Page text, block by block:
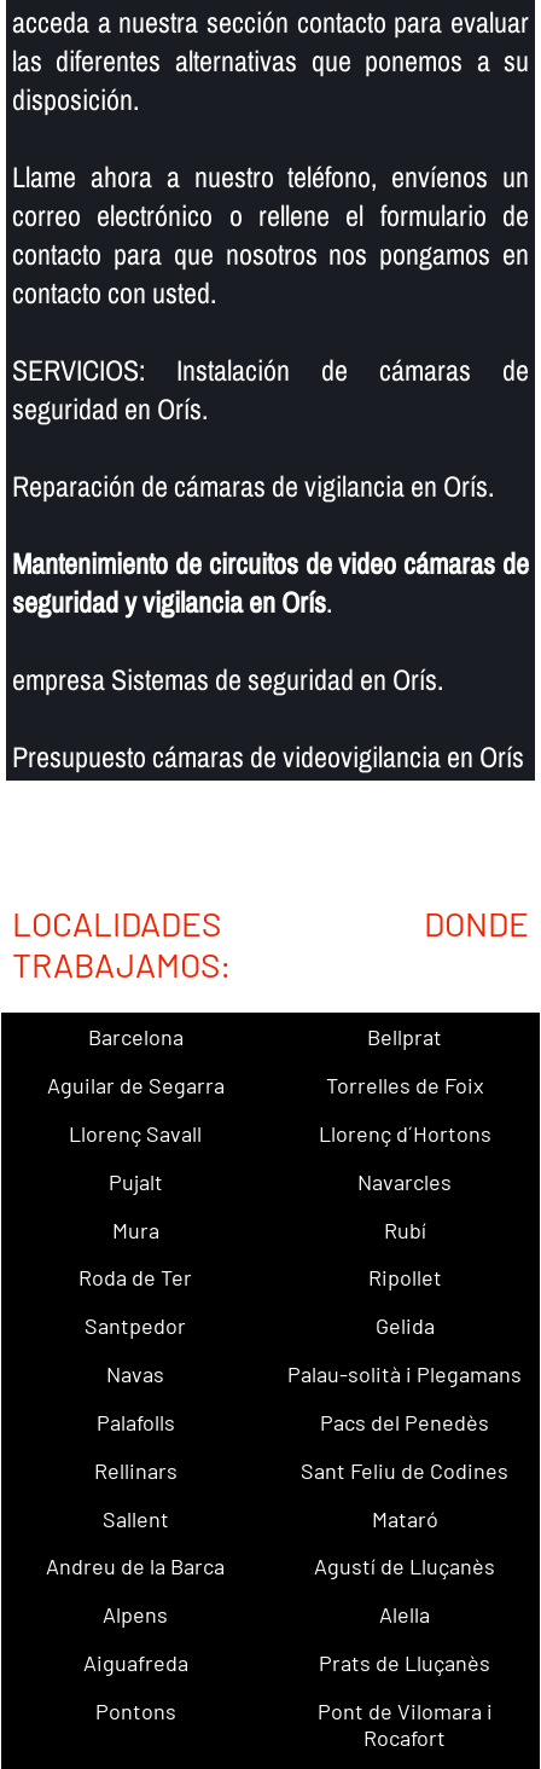
acceda a nuestra sección contacto para evaluar
las diferentes alternativas que ponemos a su
disposición.
Llame ahora a nuestro teléfono, enví­enos un
correo electrónico o rellene el formulario de
contacto para que nosotros nos pongamos en
contacto con usted.
SERVICIOS: Instalación de cámaras de
seguridad en Orís.
Reparación de cámaras de vigilancia en Orís.
Mantenimiento de circuitos de video cámaras de
seguridad y vigilancia en Orís.
empresa Sistemas de seguridad en Orís.
Presupuesto cámaras de videovigilancia en Orís
LOCALIDADES DONDE
TRABAJAMOS:
Barcelona
Bellprat
Aguilar de Segarra
Torrelles de Foix
Llorenç Savall
Llorenç d´Hortons
Pujalt
Navarcles
Mura
Rubí
Roda de Ter
Ripollet
Santpedor
Gelida
Navas
Palau-solità i Plegamans
Palafolls
Pacs del Penedès
Rellinars
Sant Feliu de Codines
Sallent
Mataró
Andreu de la Barca
Agustí de Lluçanès
Alpens
Alella
Aiguafreda
Prats de Lluçanès
Pontons
Pont de Vilomara i
Rocafort